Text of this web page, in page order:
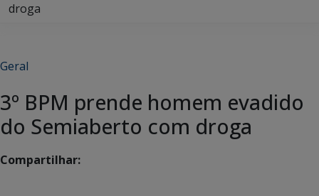
droga
Geral
3º BPM prende homem evadido
do Semiaberto com droga
Compartilhar: